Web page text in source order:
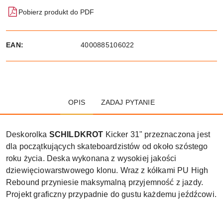
Pobierz produkt do PDF
EAN: 4000885106022
OPIS ZADAJ PYTANIE
Deskorolka SCHILDKROT Kicker 31" przeznaczona jest
dla początkujących skateboardzistów od około szóstego
roku życia. Deska wykonana z wysokiej jakości
dziewięciowarstwowego klonu. Wraz z kółkami PU High
Rebound przyniesie maksymalną przyjemność z jazdy.
Projekt graficzny przypadnie do gustu każdemu jeźdźcowi.